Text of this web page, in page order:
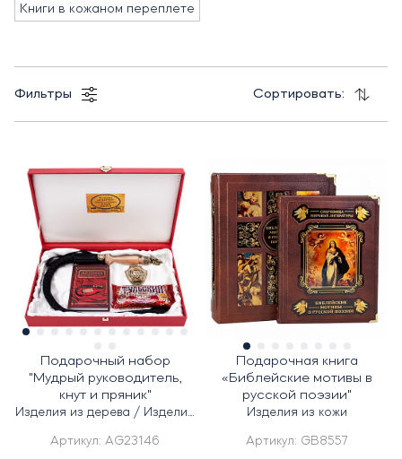
Книги в кожаном переплете
Фильтры Сортировать:
Подарочный набор
"Мудрый руководитель,
кнут и пряник"
Изделия из дерева / Изделия
Артикул:AG23146
Подарочная книга
«Библейские мотивы в
русской поэзии"
Изделия из кожи
Артикул: GB8557